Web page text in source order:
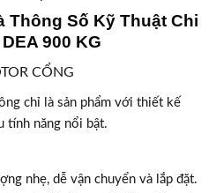
Thông Số Kỹ Thuật Chi
900 KG
chỉ là sản phẩm với thiết kế
tính năng nổi bật.
nhẹ, dễ vận chuyển và lắp đặt.